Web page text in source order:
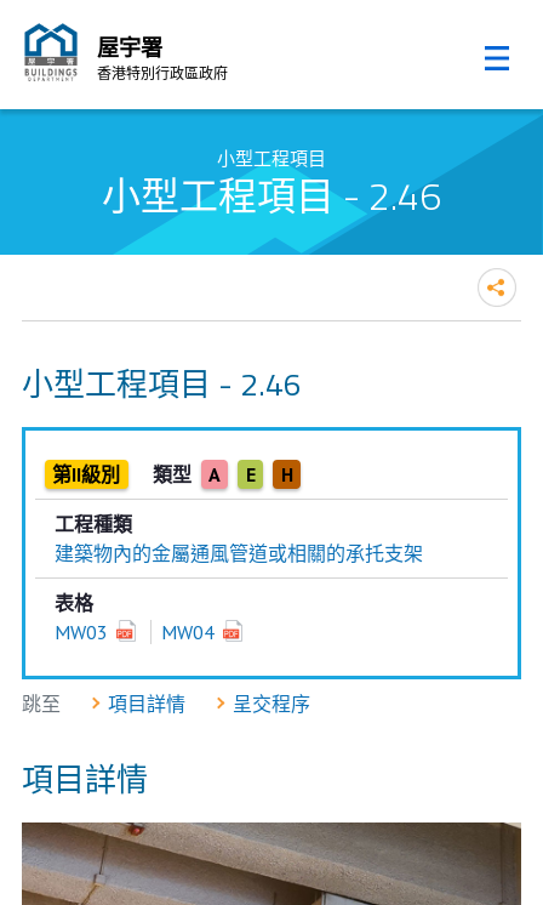
屋宇署
香港特別行政區政府
小型工程項目
小型工程項目 - 2.46
小型工程項目 - 2.46
第II級別 類型 A E H
工程種類
建築物內的金屬通風管道或相關的承托支架
表格
MW03
MW04
跳至 項目詳情 呈交程序
項目詳情